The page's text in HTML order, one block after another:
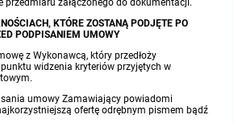
załączonego do dokumentacji.
KTÓRE ZOSTANĄ PODJĘTE PO
PODPISANIEM UMOWY
z Wykonawcą, który przedłoży
widzenia kryteriów przyjętych w
umowy Zamawiający powiadomi
ofertę odrębnym pismem bądź